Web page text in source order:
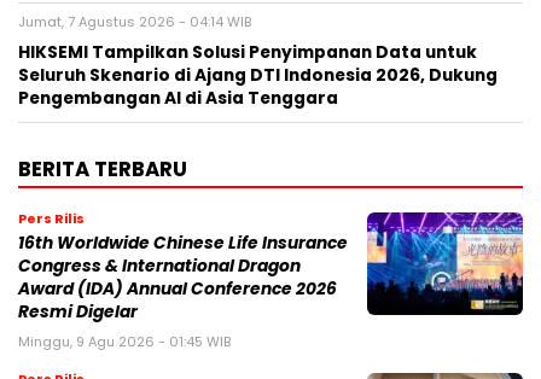
Jumat, 7 Agustus 2026 - 04:14 WIB
HIKSEMI Tampilkan Solusi Penyimpanan Data untuk
Seluruh Skenario di Ajang DTI Indonesia 2026, Dukung
Pengembangan AI di Asia Tenggara
BERITA TERBARU
Pers Rilis
16th Worldwide Chinese Life Insurance
Congress & International Dragon
Award (IDA) Annual Conference 2026
Resmi Digelar
Minggu, 9 Agu 2026 - 01:45 WIB